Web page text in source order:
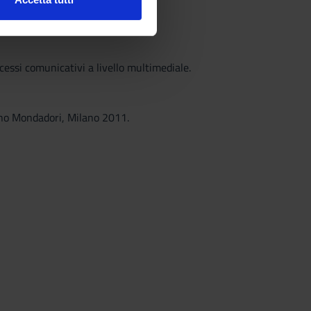
comunicativi a livello multimediale.
Mondadori, Milano 2011.